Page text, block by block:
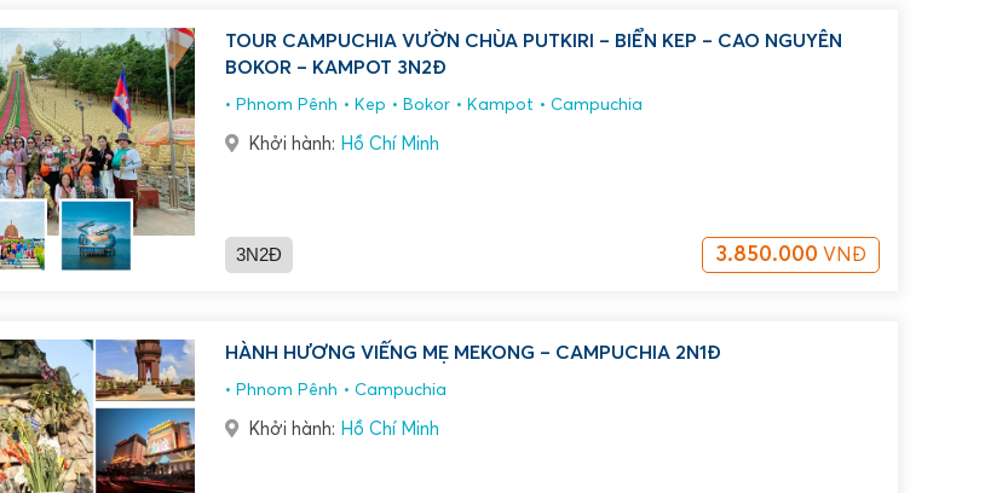
TOUR CAMPUCHIA VƯỜN CHÙA PUTKIRI – BIỂN KEP – CAO NGUYÊN
BOKOR – KAMPOT 3N2Đ
Phnom Pênh Kep Bokor Kampot Campuchia
Khởi hành: Hồ Chí Minh
3N2Đ 3.850.000 VNĐ
HÀNH HƯƠNG VIẾNG MẸ MEKONG – CAMPUCHIA 2N1Đ
Phnom Pênh Campuchia
Khởi hành: Hồ Chí Minh